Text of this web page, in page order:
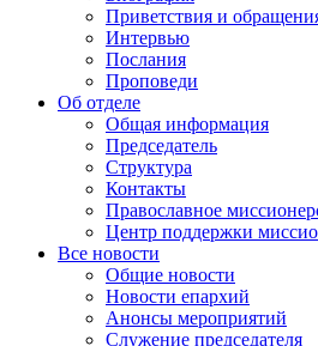
Приветствия и
Интервью
Послания
Проповеди
Об отделе
Общая информация
Председатель
Структура
Контакты
Православное
Центр поддержки
Все новости
Общие новости
Новости епархий
Анонсы мероприятий
Служение председателя